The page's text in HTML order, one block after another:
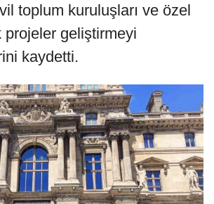
toplum kuruluşları ve özel
projeler geliştirmeyi
kaydetti.